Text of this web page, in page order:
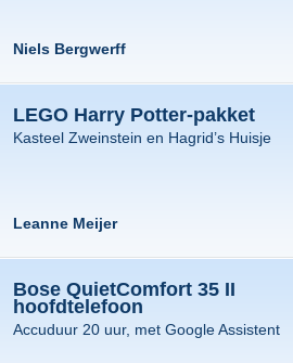
Niels Bergwerff
LEGO Harry Potter-pakket
Kasteel Zweinstein en Hagrid’s Huisje
Leanne Meijer
Bose QuietComfort 35 II
hoofdtelefoon
Accuduur 20 uur, met Google Assistent